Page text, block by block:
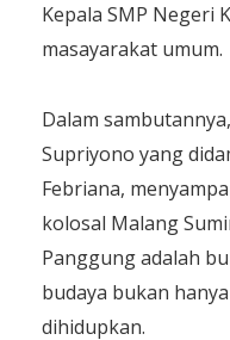
Kepala SMP Negeri
masayarakat umum.
Dalam
Supriyono yang
Febriana,
kolosal Malang
Panggung adalah
budaya bukan
dihidupkan.